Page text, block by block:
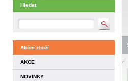
Hledat
Akční zboží
AKCE
NOVINKY